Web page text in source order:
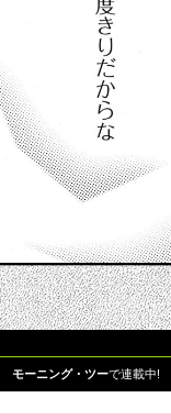
モーニング・ツーで連載中!